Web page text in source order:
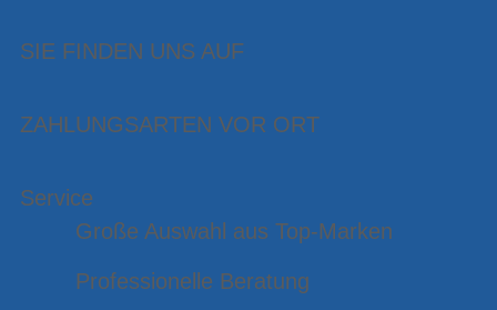
SIE FINDEN UNS AUF
ZAHLUNGSARTEN VOR ORT
Service
Große Auswahl aus Top-Marken
Professionelle Beratung